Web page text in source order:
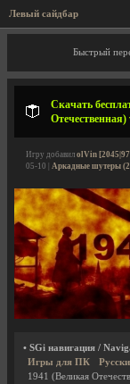
Левый сайдбар
Быстрый
Скачать
Отечественная)
Игру добавил olVin
05-10 | Аркадные шутеры
• SGi навигация /
Игры для ПК
1941 (Великая